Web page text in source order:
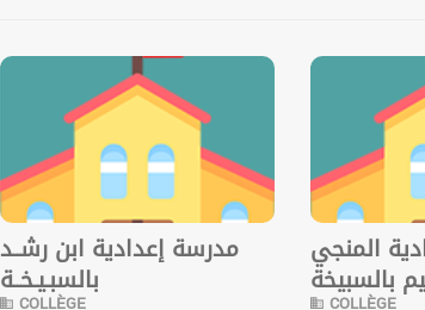
مدرسة إعدادية ابن رشــد
بالسبـيـخــة
COLLÈGE
المنجي
بالسبيخة
COLLÈGE